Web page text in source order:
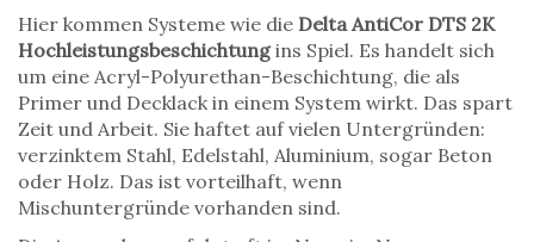
Hier kommen Systeme wie die Delta AntiCor DTS 2K
Hochleistungsbeschichtungins Spiel. Es handelt sich
um eine Acryl-Polyurethan-Beschichtung, die als
Primer und Decklack in einem System wirkt. Das spart
Zeit und Arbeit. Sie haftet auf vielen Untergründen:
verzinktem Stahl, Edelstahl, Aluminium, sogar Beton
oder Holz. Das ist vorteilhaft, wenn
Mischuntergründe vorhanden sind.